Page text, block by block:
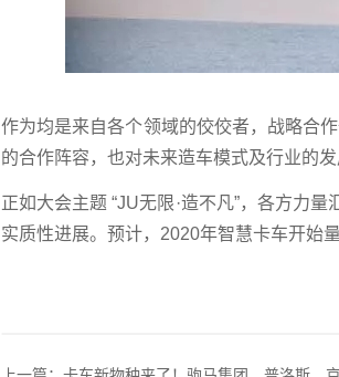
作为均是来自各个领域的佼佼者，战略合
的合作阵容，也对未来造车模式及行业的
正如大会主题 “JU无限·造不凡”，各方力
实质性进展。预计， 2020年智慧卡车开始